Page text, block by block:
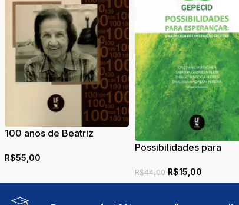
100 anos de Beatriz
R$55,00
Possibilidades para
de construção coletiva
R$44,00 R$15,00